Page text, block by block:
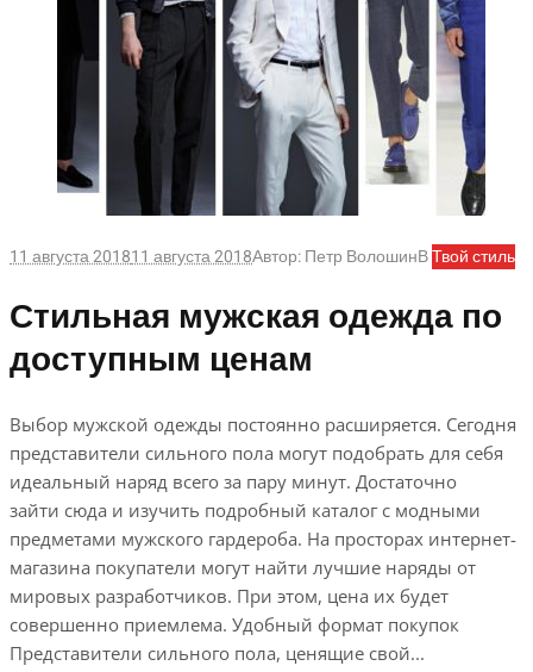
11 августа 201811 августа 2018Автор:Петр ВолошинВТвой стиль
Стильная мужская одежда по
доступным ценам
Выбор мужской одежды постоянно расширяется. Сегодня
представители сильного пола могут подобрать для себя
идеальный наряд всего за пару минут. Достаточно
зайти сюда и изучить подробный каталог с модными
предметами мужского гардероба. На просторах интернет-
магазина покупатели могут найти лучшие наряды от
мировых разработчиков. При этом, цена их будет
совершенно приемлема. Удобный формат покупок
Представители сильного пола, ценящие свой...